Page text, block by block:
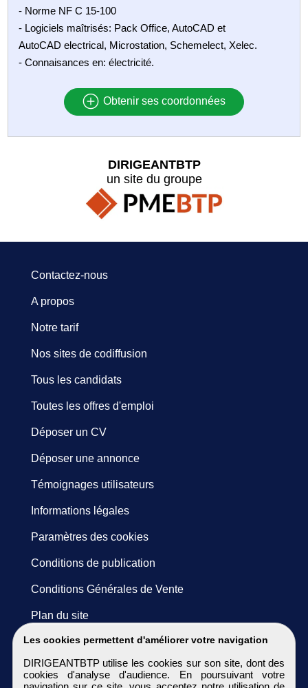
- Norme NF C 15-100
- Logiciels maîtrisés: Pack Office, AutoCAD et
AutoCAD electrical, Microstation, Schemelect, Xelec.
- Connaisances en: électricité.
Obtenir ses coordonnées
Les cookies permettent d'améliorer votre navigation
DIRIGEANTBTP utilise les cookies sur son site, dont des
cookies d'analyse d'audience. En poursuivant votre
DIRIGEANTBTP
un site du groupe
Contactez-nous
A propos
Notre tarif
Nos sites de codiffusion
Tous les candidats
Toutes les offres d'emploi
Déposer un CV
Déposer une annonce
Témoignages utilisateurs
Informations légales
Paramètres des cookies
Conditions de publication
Conditions Générales de Vente
Plan du site